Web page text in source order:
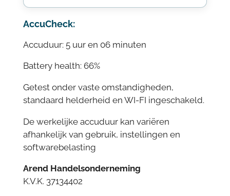
AccuCheck:
Accuduur: 5 uur en 06 minuten
Battery health: 66%
Getest onder vaste omstandigheden,
standaard helderheid en WI-FI ingeschakeld.
De werkelijke accuduur kan variëren
afhankelijk van gebruik, instellingen en
softwarebelasting
Arend Handelsonderneming
K.V.K. 37134402